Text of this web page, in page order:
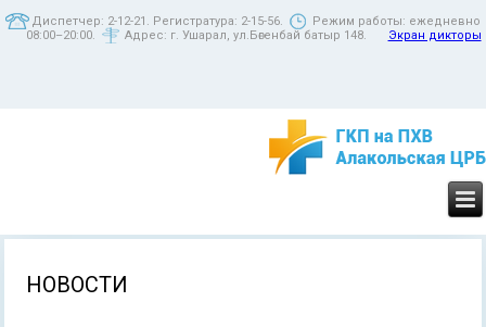
Диспетчер: 2-12-21. Регистратура: 2-15-56.
Режим работы: ежедневно
08:00–20:00.
Адрес: г. Ушарал, ул.Бөгенбай батыр 148. Экран дикторы
НОВОСТИ